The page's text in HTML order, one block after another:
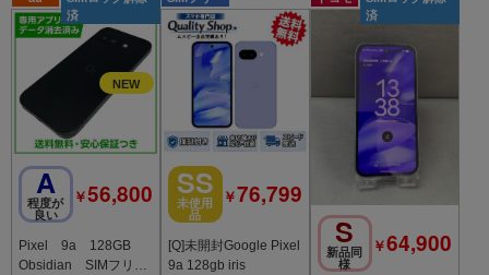
済
A
程度が
良い
￥56,800
Pixel 9a 128GB
Obsidian SIMフリ
SS
未使用
品
￥76,799
[Q]未開封Google Pixel
9a 128gb iris
済
S
新品同
様
￥64,900